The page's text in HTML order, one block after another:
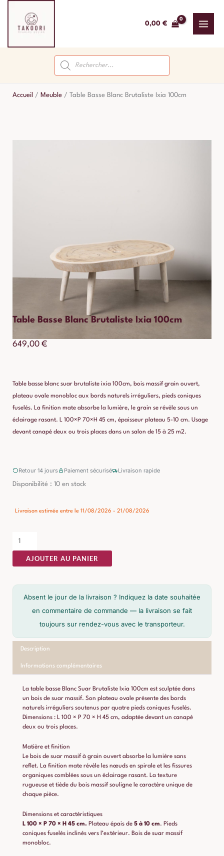
contenu
0,00 €
Recherche
de
produits
Accueil / Meuble / Table Basse Blanc Brutaliste Ixia 100cm
Table Basse Blanc Brutaliste Ixia 100cm
649,00 €
Table basse blanc suar brutaliste ixia 100cm, bois massif grain ouvert,
plateau ovale monobloc aux bords naturels irréguliers, pieds coniques
fuselés. La finition mate absorbe la lumière, le grain se révèle sous un
éclairage rasant. L 100×P 70×H 45 cm, épaisseur plateau 5-10 cm. Usage
devant canapé deux ou trois places dans un salon de 15 à 25 m2.
Retour 14 jours Paiement sécurisé Livraison rapide
Disponibilité : 10 en stock
Livraison estimée entre le 11/08/2026 - 21/08/2026
quantité
Table
Blanc
Brutaliste
Ixia
AJOUTER AU PANIER
Absent le jour de la livraison ? Indiquez la date souhaitée
en commentaire de commande — la livraison se fait
toujours sur rendez-vous avec le transporteur.
Description
Informations complémentaires
La table basse Blanc Suar Brutaliste Ixia 100cm est sculptée dans
un bois de suar massif. Son plateau ovale présente des bords
naturels irréguliers soutenus par quatre pieds coniques fuselés.
Dimensions : L 100 × P 70 × H 45 cm, adaptée devant un canapé
deux ou trois places.
Matière et finition
Le bois de suar massif à grain ouvert absorbe la lumière sans
reflet. La finition mate révèle les nœuds en spirale et les fissures
organiques comblées sous un éclairage rasant. La texture
rugueuse et tiède du bois massif souligne le caractère unique de
chaque pièce.
Dimensions et caractéristiques
L 100 × P 70 × H 45 cm. Plateau épais de 5 à 10 cm. Pieds
coniques fuselés inclinés vers l’extérieur. Bois de suar massif
monobloc.